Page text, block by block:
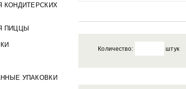
КОНДИТЕРСКИХ
ПИЦЦЫ
УПАКОВКИ
Количество: штук